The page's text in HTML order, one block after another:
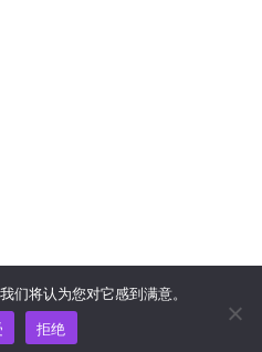
们将认为您对它感到满意。
拒绝